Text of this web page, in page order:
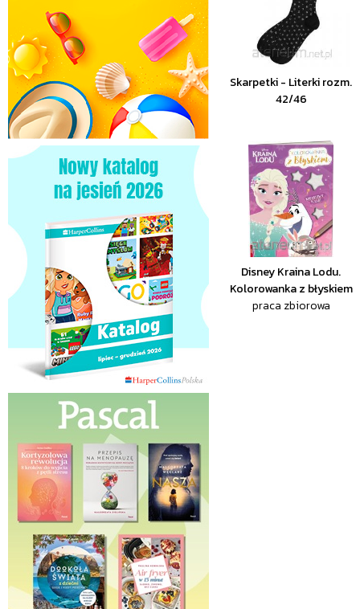
Skarpetki - Literki rozm.
42/46
Disney Kraina Lodu.
Kolorowanka z błyskiem
praca zbiorowa